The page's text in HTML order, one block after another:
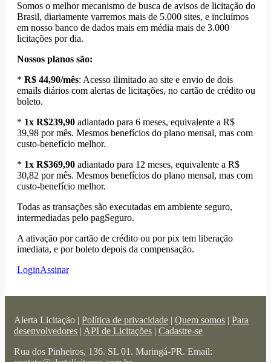
Somos o melhor mecanismo de busca de avisos de licitação do
Brasil, diariamente varremos mais de 5.000 sites, e incluímos
em nosso banco de dados mais em média mais de 3.000
licitações por dia.
Nossos planos são:
* R$ 44,90/mês: Acesso ilimitado ao site e envio de dois
emails diários com alertas de licitações, no cartão de crédito ou
boleto.
* 1x R$239,90 adiantado para 6 meses, equivalente a R$
39,98 por mês. Mesmos benefícios do plano mensal, mas com
custo-benefício melhor.
* 1x R$369,90 adiantado para 12 meses, equivalente a R$
30,82 por mês. Mesmos benefícios do plano mensal, mas com
custo-benefício melhor.
Todas as transações são executadas em ambiente seguro,
intermediadas pelo pagSeguro.
A ativação por cartão de crédito ou por pix tem liberação
imediata, e por boleto depois da compensação.
LoginAssinar
Alerta Licitação | Política de privacidade | Quem somos | Para
desenvolvedores | API de Licitações | Cadastre-se
Rua dos Pinheiros, 136. SL 01. Maringá-PR. Email: